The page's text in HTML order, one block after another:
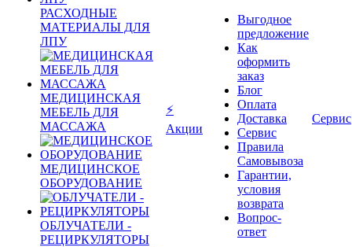
РАСХОДНЫЕ
МАТЕРИАЛЫ ДЛЯ
ЛПУ
МЕДИЦИНСКАЯ
МЕБЕЛЬ ДЛЯ
МАССАЖА
МЕДИЦИНСКОЕ
ОБОРУДОВАНИЕ
ОБЛУЧАТЕЛИ -
РЕЦИРКУЛЯТОРЫ
⚡
Акции
Выгодное
предложение
Как
оформить
заказ
Блог
Оплата
Доставка
Сервис
Правила
Самовывоза
Гарантии,
условия
возврата
Вопрос-
ответ
Сервис